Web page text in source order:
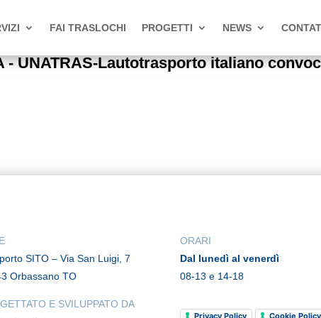
FAI TRASLOCHI PROGETTI NEWS
- UNATRAS-Lautotrasporto italiano
SITO – Via San Luigi, 7
Orbassano TO
E SVILUPPATO DA
ORARI
Dal lunedì al venerdì
08-13 e 14-18
Privacy Policy Cookie Policy